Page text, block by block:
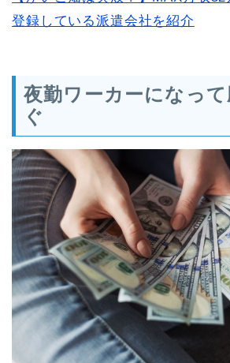
登録している派遣会社を紹介
夜勤ワーカーになっ
ぐ